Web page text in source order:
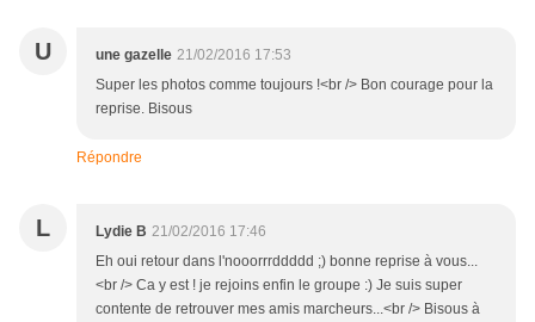
U une gazelle 21/02/2016 17:53
Super les photos comme toujours !<br /> Bon courage pour la
reprise. Bisous
Répondre
L Lydie B 21/02/2016 17:46
Eh oui retour dans l'nooorrrddddd ;) bonne reprise à vous...
<br /> Ca y est ! je rejoins enfin le groupe :) Je suis super
contente de retrouver mes amis marcheurs...<br /> Bisous à